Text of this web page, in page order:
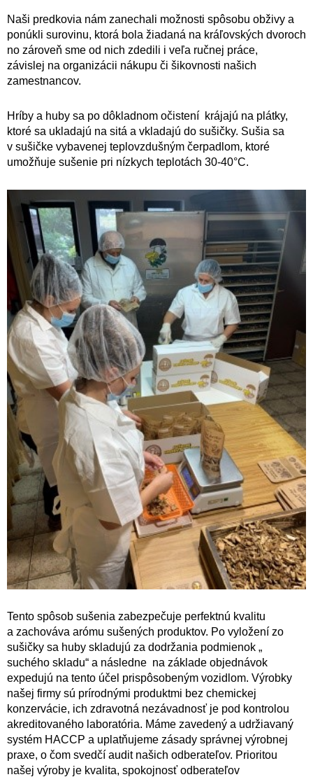
Naši predkovia nám zanechali možnosti spôsobu obživy a
ponúkli surovinu, ktorá bola žiadaná na kráľovských dvoroch
no zároveň sme od nich zdedili i veľa ručnej práce,
závislej na organizácii nákupu či šikovnosti našich
zamestnancov.
Hríby a huby sa po dôkladnom očistení krájajú na plátky,
ktoré sa ukladajú na sitá a vkladajú do sušičky. Sušia sa
v sušičke vybavenej teplovzdušným čerpadlom, ktoré
umožňuje sušenie pri nízkych teplotách 30-40°C.
Tento spôsob sušenia zabezpečuje perfektnú kvalitu
a zachováva arómu sušených produktov. Po vyložení zo
sušičky sa huby skladujú za dodržania podmienok „
suchého skladu“ a následne na základe objednávok
expedujú na tento účel prispôsobeným vozidlom. Výrobky
našej firmy sú prírodnými produktmi bez chemickej
konzervácie, ich zdravotná nezávadnosť je pod kontrolou
akreditovaného laboratória. Máme zavedený a udržiavaný
systém HACCP a uplatňujeme zásady správnej výrobnej
praxe, o čom svedčí audit našich odberateľov. Prioritou
našej výroby je kvalita, spokojnosť odberateľov